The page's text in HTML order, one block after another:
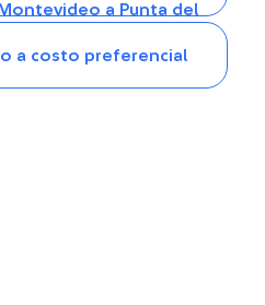
a Punta del
a costo preferencial